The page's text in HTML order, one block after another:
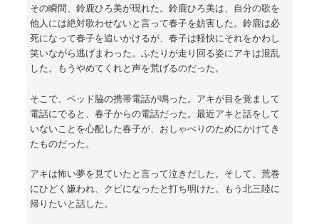
その瞬間、鈴鹿ひろ美が現れた。鈴鹿ひろ美は、自分の歌を
他人には絶対歌わせないと言って春子を妨害した。鈴鹿は必
死になって春子を追いかけるが、春子は軽快にそれをかわし
笑いながら逃げまわった。ふたりが走り回る姿にアキは混乱
した。もうやめてくれと声を荒げるのだった。
そこで、ベッド脇の携帯電話が鳴った。アキが目を覚まして
電話にでると、春子からの電話だった。最近アキと話をして
いないことを心配した春子が、おしゃべりのためにかけてき
たものだった。
アキは怖い夢を見ていたと言って泣きだした。そして、荒巻
にひどく嫌われ、クビになったと打ち明けた。もう北三陸に
帰りたいと話した。